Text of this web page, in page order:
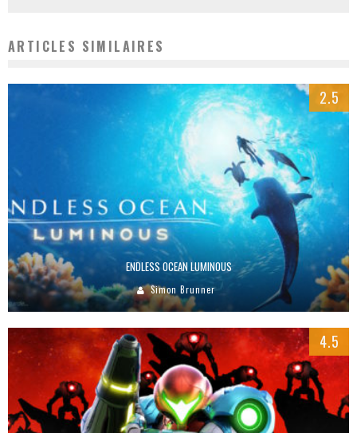
ARTICLES SIMILAIRES
2.5
ENDLESS OCEAN LUMINOUS
Simon Brunner
4.5